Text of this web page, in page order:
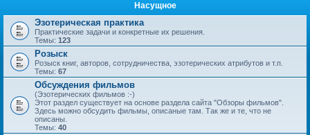
Насущное
Эзотерическая практика
Практические задачи и конкретные их решения.
Темы: 123
Розыск
Розыск книг, авторов, сотрудничества, эзотерических атрибутов и т.п.
Темы: 67
Обсуждения фильмов
(Эзотерических фильмов :-)
Этот раздел существует на основе раздела сайта "Обзоры фильмов".
Здесь можно обсудить фильмы, описаные там. Так же и те, что не
описаны.
Темы: 40